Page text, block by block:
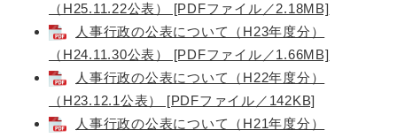
（H25.11.22公表） [PDFファイル／2.18MB]
人事行政の公表について（H23年度分）
（H24.11.30公表） [PDFファイル／1.66MB]
人事行政の公表について（H22年度分）
（H23.12.1公表） [PDFファイル／142KB]
人事行政の公表について（H21年度分）